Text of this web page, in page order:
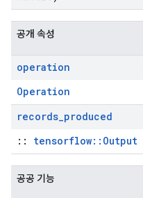
공개 속성
operation
Operation
records_produced
:: tensorflow::Output
공공 기능